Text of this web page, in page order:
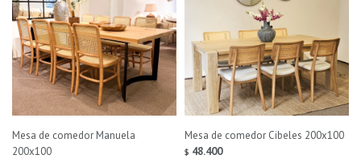
Mesa de comedor Manuela
200x100
Mesa de comedor Cibeles 200x100
$ 48.400